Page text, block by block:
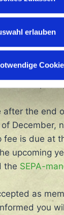
erlauben
(fiscal year)
costs 12 € for
is
fee
after the end
December,
fee is due at
upcoming
the SEPA-
as
you